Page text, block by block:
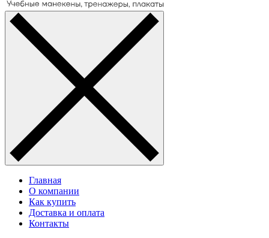
Главная
О компании
Как купить
Доставка и оплата
Контакты